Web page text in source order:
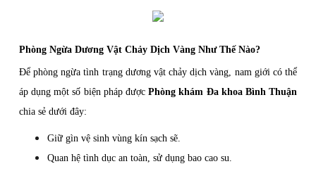
Phòng Ngừa Dương Vật Chảy Dịch Vàng Như Thế Nào?
Để phòng ngừa tình trạng dương vật chảy dịch vàng, nam giới có thể
áp dụng một số biện pháp đượcPhòng khám Đa khoa Bình Thuận
chia sẻ dưới đây:
Giữ gìn vệ sinh vùng kín sạch sẽ.
Quan hệ tình dục an toàn, sử dụng bao cao su.